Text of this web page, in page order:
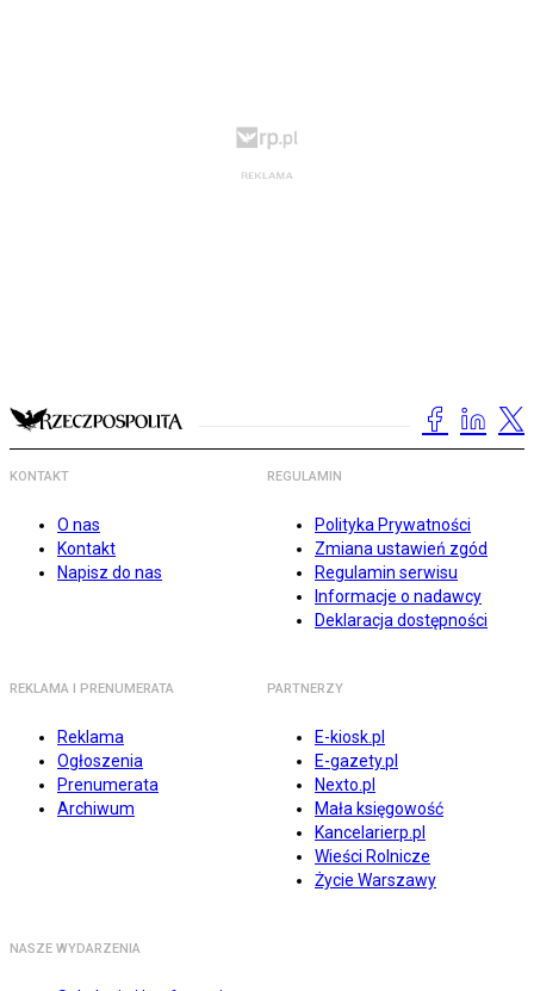
KONTAKT
O nas
Kontakt
Napisz do nas
REGULAMIN
Polityka Prywatności
Zmiana ustawień zgód
Regulamin serwisu
Informacje o nadawcy
Deklaracja dostępności
REKLAMA I PRENUMERATA
Reklama
Ogłoszenia
Prenumerata
Archiwum
PARTNERZY
E-kiosk.pl
E-gazety.pl
Nexto.pl
Mała księgowość
Kancelarierp.pl
Wieści Rolnicze
Życie Warszawy
NASZE WYDARZENIA